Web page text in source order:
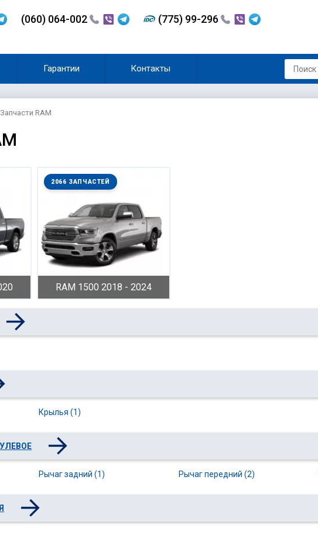
(060) 064-002
(775) 99-296
Гарантии Контакты
Запчасти RAM
RAM 1500 2018 - 2024
2066 ЗАПЧАСТЕЙ
Крылья (1)
Рычаг задний (1) Рычаг передний (2)